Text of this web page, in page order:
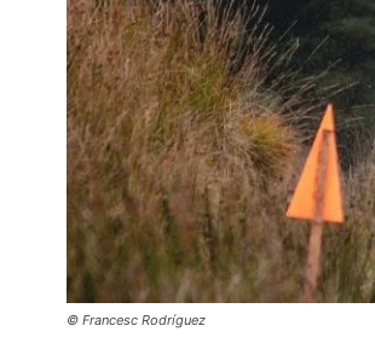
© Francesc Rodríguez